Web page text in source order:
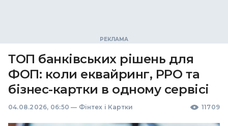
ТОП банківських рішень для
ФОП: коли еквайринг, РРО та
бізнес-картки в одному сервісі
04.08.2026, 06:50 — Фінтех і Картки 11709